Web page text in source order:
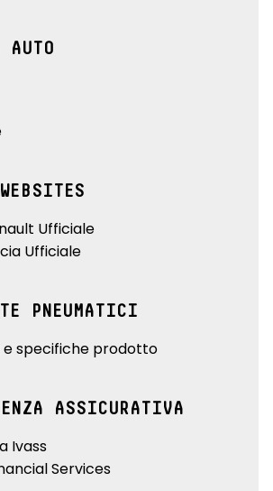
AUTO
Ufficiale
Ufficiale
PNEUMATICI
e specifiche prodotto
ASSICURATIVA
Ivass
Services